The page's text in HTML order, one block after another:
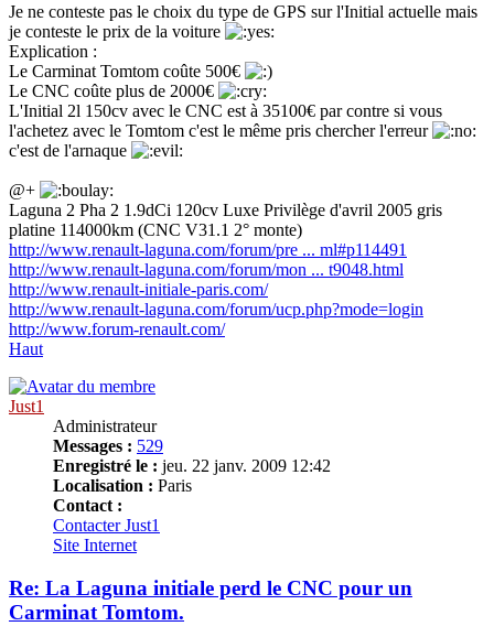
Je ne conteste pas le choix du type de GPS sur l'Initial actuelle mais
je conteste le prix de la voiture
Explication :
Le Carminat Tomtom coûte 500€
Le CNC coûte plus de 2000€
L'Initial 2l 150cv avec le CNC est à 35100€ par contre si vous
l'achetez avec le Tomtom c'est le même pris chercher l'erreur
c'est de l'arnaque
@+
Laguna 2 Pha 2 1.9dCi 120cv Luxe Privilège d'avril 2005 gris
platine 114000km (CNC V31.1 2° monte)
http://www.renault-laguna.com/forum/pre ... ml#p114491
http://www.renault-laguna.com/forum/mon ... t9048.html
http://www.renault-initiale-paris.com/
http://www.renault-laguna.com/forum/ucp.php?mode=login
http://www.forum-renault.com/
Haut
Just1
Administrateur
Messages : 529
Enregistré le : jeu. 22 janv. 2009 12:42
Localisation : Paris
Contact :
Contacter Just1
Site Internet
Re: La Laguna initiale perd le CNC pour un
Carminat Tomtom.